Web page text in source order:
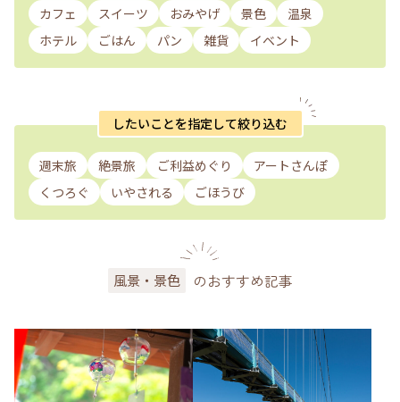
カフェ スイーツ おみやげ 景色
温泉
ホテル
ごはん パン 雑貨 イベント
したいことを指定して絞り込む
週末旅 絶景旅 ご利益めぐり
アートさんぽ
くつろぐ
いやされる ごほうび
風景・景色 のおすすめ記事